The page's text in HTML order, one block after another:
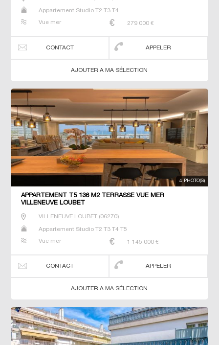
Appartement Studio T2 T3 T4
Vue mer 279 000 €
CONTACT APPELER
AJOUTER A MA SÉLECTION
4 PHOTO(S)
APPARTEMENT T5 136 M2 TERRASSE VUE MER
VILLENEUVE LOUBET
VILLENEUVE LOUBET(06270)
Appartement Studio T2 T3 T4 T5
Vue mer 1 145 000 €
CONTACT APPELER
AJOUTER A MA SÉLECTION